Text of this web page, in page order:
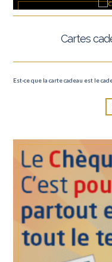
Cartes
Est-ce que la carte cadeau est le